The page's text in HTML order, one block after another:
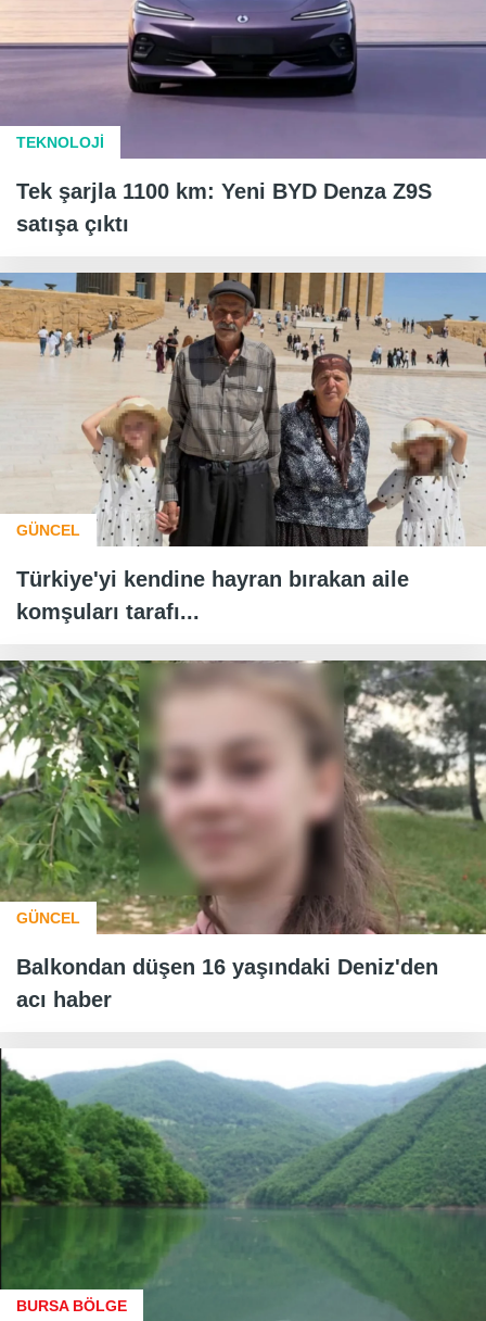
TEKNOLOJİ
Tek şarjla 1100 km: Yeni BYD Denza Z9S
satışa çıktı
GÜNCEL
Türkiye'yi kendine hayran bırakan aile
komşuları tarafı...
GÜNCEL
Balkondan düşen 16 yaşındaki Deniz'den
acı haber
BURSA BÖLGE